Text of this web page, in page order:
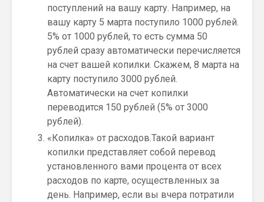
поступлений на вашу карту. Например, на
вашу карту 5 марта поступило 1000 рублей.
5% от 1000 рублей, то есть сумма 50
рублей сразу автоматически перечисляется
на счет вашей копилки. Скажем, 8 марта на
карту поступило 3000 рублей.
Автоматически на счет копилки
переводится 150 рублей (5% от 3000
рублей).
«Копилка» от расходов.Такой вариант
копилки представляет собой перевод
установленного вами процента от всех
расходов по карте, осуществленных за
день. Например, если вы вчера потратили